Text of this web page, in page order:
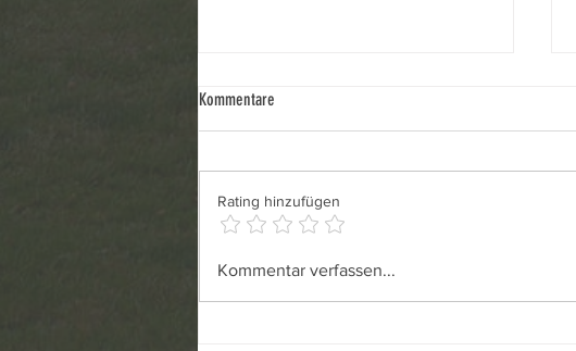
Zukunft des Waldhotels
Zusammenfassung Die geplante
Einrichtung für wohnungslose
Menschen, insbesondere für
Familien sowie Personen mit
Kommentare
Rating hinzufügen
Kommentar verfassen...